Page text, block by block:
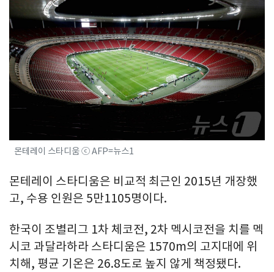
몬테레이 스타디움 ⓒ AFP=뉴스1
몬테레이 스타디움은 비교적 최근인 2015년 개장했
고, 수용 인원은 5만1105명이다.
한국이 조별리그 1차 체코전, 2차 멕시코전을 치를 멕
시코 과달라하라 스타디움은 1570m의 고지대에 위
치해, 평균 기온은 26.8도로 높지 않게 책정됐다.